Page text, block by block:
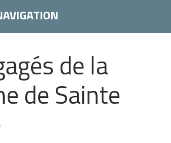
de la
de Sainte